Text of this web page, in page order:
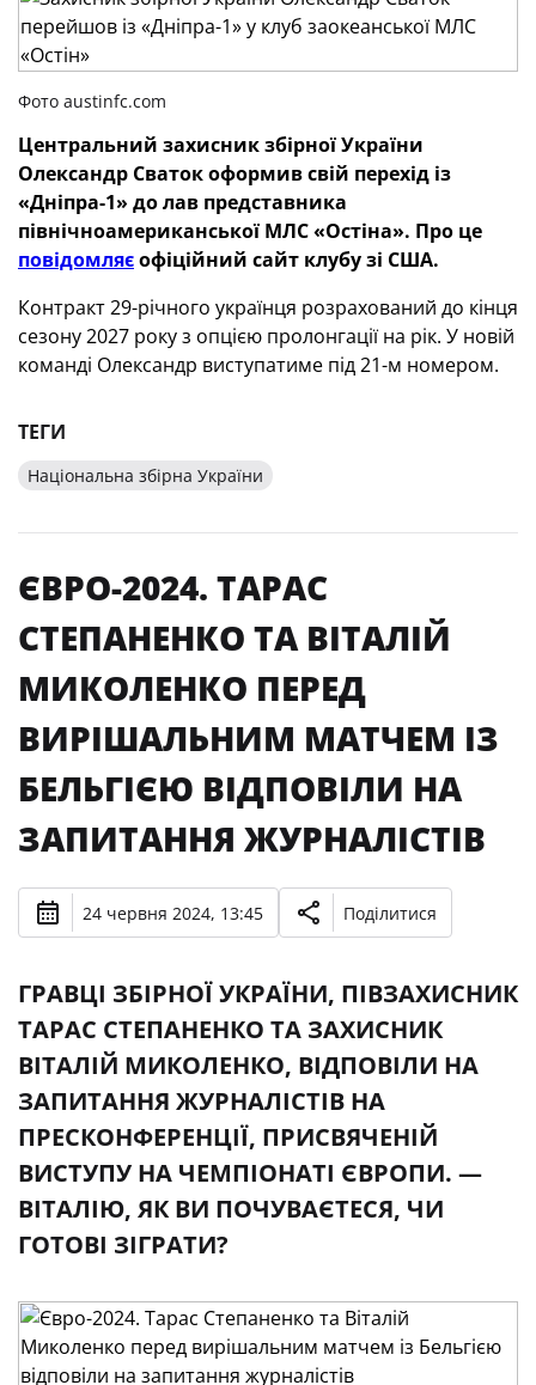
Фото austinfc.com
Центральний захисник збірної України
Олександр Сваток оформив свій перехід із
«Дніпра-1» до лав представника
північноамериканської МЛС «Остіна». Про це
повідомляєофіційний сайт клубу зі США.
Контракт 29-річного українця розрахований до кінця
сезону 2027 року з опцією пролонгації на рік. У новій
команді Олександр виступатиме під 21-м номером.
ТЕГИ
Національна збірна України
ЄВРО-2024. ТАРАС
СТЕПАНЕНКО ТА ВІТАЛІЙ
МИКОЛЕНКО ПЕРЕД
ВИРІШАЛЬНИМ МАТЧЕМ ІЗ
БЕЛЬГІЄЮ ВІДПОВІЛИ НА
ЗАПИТАННЯ ЖУРНАЛІСТІВ
24 червня 2024, 13:45 Поділитися
ГРАВЦІ ЗБІРНОЇ УКРАЇНИ, ПІВЗАХИСНИК
ТАРАС СТЕПАНЕНКО ТА ЗАХИСНИК
ВІТАЛІЙ МИКОЛЕНКО, ВІДПОВІЛИ НА
ЗАПИТАННЯ ЖУРНАЛІСТІВ НА
ПРЕСКОНФЕРЕНЦІЇ, ПРИСВЯЧЕНІЙ
ВИСТУПУ НА ЧЕМПІОНАТІ ЄВРОПИ. —
ВІТАЛІЮ, ЯК ВИ ПОЧУВАЄТЕСЯ, ЧИ
ГОТОВІ ЗІГРАТИ?